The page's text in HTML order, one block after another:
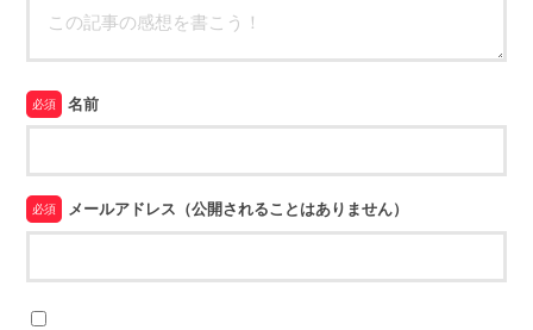
必須 名前
必須 メールアドレス（公開されることはありません）